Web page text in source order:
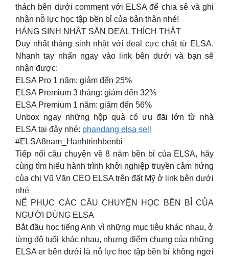
thách bên dưới comment với ELSA để chia sẻ và ghi
nhận nỗ lực học tập bền bỉ của bản thân nhé!
HÁNG SINH NHẬT SĂN DEAL THÍCH THẬT
Duy nhất tháng sinh nhật với deal cực chất từ ELSA.
Nhanh tay nhấn ngay vào link bên dưới và bạn sẽ
nhận được:
ELSA Pro 1 năm: giảm đến 25%
ELSA Premium 3 tháng: giảm đến 32%
ELSA Premium 1 năm: giảm đến 56%
Unbox ngay những hộp quà có ưu đãi lớn từ nhà
ELSA tại đây nhé: phandang elsa sell
#ELSA8nam_Hanhtrinhbenbi
Tiếp nối câu chuyện về 8 năm bền bỉ của ELSA, hãy
cùng tìm hiểu hành trình khởi nghiệp truyền cảm hứng
của chị Vũ Văn CEO ELSA trên đất Mỹ ở link bên dưới
nhé
NỂ PHỤC CÁC CÂU CHUYỆN HỌC BỀN BỈ CỦA
NGƯỜI DÙNG ELSA
Bắt đầu học tiếng Anh vì những mục tiêu khác nhau, ở
từng độ tuổi khác nhau, nhưng điểm chung của những
ELSA er bên dưới là nỗ lực học tập bền bỉ không ngơi